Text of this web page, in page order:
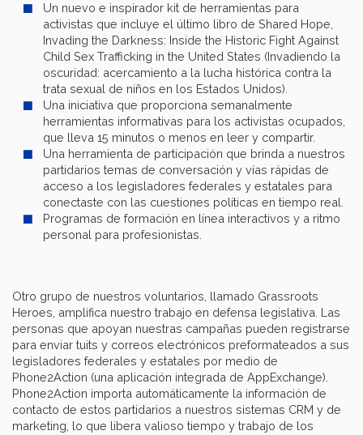
Un nuevo e inspirador kit de herramientas para
activistas que incluye el último libro de Shared Hope,
Invading the Darkness: Inside the Historic Fight Against
Child Sex Trafficking in the United States (Invadiendo la
oscuridad: acercamiento a la lucha histórica contra la
trata sexual de niños en los Estados Unidos).
Una iniciativa que proporciona semanalmente
herramientas informativas para los activistas ocupados,
que lleva 15 minutos o menos en leer y compartir.
Una herramienta de participación que brinda a nuestros
partidarios temas de conversación y vías rápidas de
acceso a los legisladores federales y estatales para
conectaste con las cuestiones políticas en tiempo real.
Programas de formación en línea interactivos y a ritmo
personal para profesionistas.
Otro grupo de nuestros voluntarios, llamado Grassroots
Heroes, amplifica nuestro trabajo en defensa legislativa. Las
personas que apoyan nuestras campañas pueden registrarse
para enviar tuits y correos electrónicos preformateados a sus
legisladores federales y estatales por medio de
Phone2Action (una aplicación integrada de AppExchange).
Phone2Action importa automáticamente la información de
contacto de estos partidarios a nuestros sistemas CRM y de
marketing, lo que libera valioso tiempo y trabajo de los